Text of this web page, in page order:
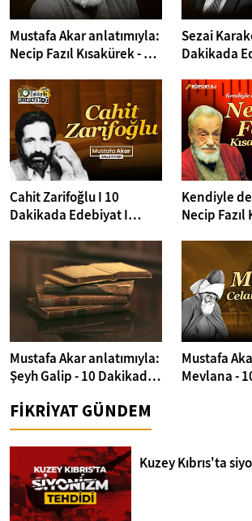
Mustafa Akar anlatımıyla:
Necip Fazıl Kısakürek - 10
Sezai
Dakikada
Cahit Zarifoğlu I 10
Dakikada Edebiyat I
Kendiyle
Necip Fazıl
Mustafa Akar anlatımıyla:
Şeyh Galip - 10 Dakikada
Mustafa
Mevlana -
FİKRİYAT GÜNDEM
Kuzey Kıbrıs'ta